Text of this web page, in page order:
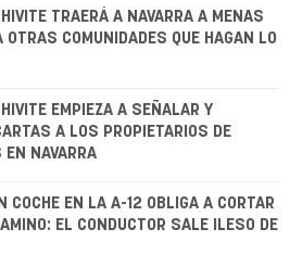
TRAERÁ A NAVARRA A MENAS
OTRAS COMUNIDADES QUE HAGAN LO
EMPIEZA A SEÑALAR Y
A LOS PROPIETARIOS DE
EN NAVARRA
COCHE EN LA A-12 OBLIGA A CORTAR
EL CONDUCTOR SALE ILESO DE